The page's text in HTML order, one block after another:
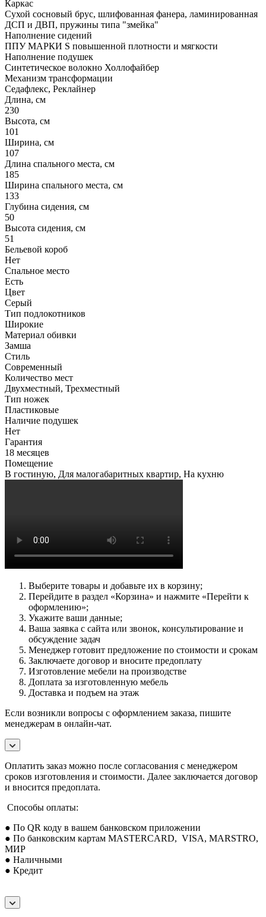
Каркас
Сухой сосновый брус, шлифованная фанера, ламинированная
ДСП и ДВП, пружины типа "змейка"
Наполнение сидений
ППУ МАРКИ S повышенной плотности и мягкости
Наполнение подушек
Cинтетическое волокно Холлофайбер
Механизм трансформации
Седафлекс, Реклайнер
Длина, см
230
Высота, см
101
Ширина, см
107
Длина спального места, см
185
Ширина спального места, см
133
Глубина сидения, см
50
Высота сидения, см
51
Бельевой короб
Нет
Спальное место
Есть
Цвет
Серый
Тип подлокотников
Широкие
Материал обивки
Замша
Стиль
Современный
Количество мест
Двухместный, Трехместный
Тип ножек
Пластиковые
Наличие подушек
Нет
Гарантия
18 месяцев
Помещение
В гостиную, Для малогабаритных квартир, На кухню
Выберите товары и добавьте их в корзину;
Перейдите в раздел «Корзина» и нажмите «Перейти к
оформлению»;
Укажите ваши данные;
Ваша заявка с сайта или звонок, консультирование и
обсуждение задач
Менеджер готовит предложение по стоимости и срокам
Заключаете договор и вносите предоплату
Изготовление мебели на производстве
Доплата за изготовленную мебель
Доставка и подъем на этаж
Если возникли вопросы с оформлением заказа, пишите
менеджерам в онлайн-чат.
Оплатить заказ можно после согласования с менеджером
сроков изготовления и стоимости. Далее заключается договор
и вносится предоплата.
Способы оплаты:
● По QR коду в вашем банковском приложении
● По банковским картам MASTERCARD, VISA, MARSTRO,
МИР
● Наличными
● Кредит